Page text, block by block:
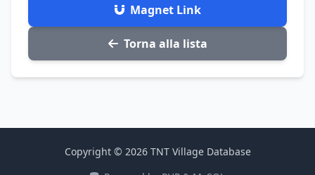
Magnet Link
Torna alla lista
Copyright © 2026 TNT Village Database